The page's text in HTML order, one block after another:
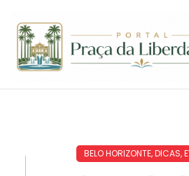
BELO HORIZONTE,DICAS,